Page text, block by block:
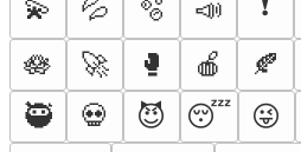
💫
💦 🫧 📣
🪷
🚀 🥊 🍎 🍂
🥷
💀 😈 😴 😜